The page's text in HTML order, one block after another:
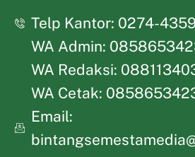
Telp Kantor: 0274-
WA Admin:
WA Redaksi:
WA Cetak:
Email: